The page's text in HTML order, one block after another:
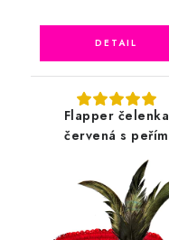
Flapper čelenka
červená s peřím